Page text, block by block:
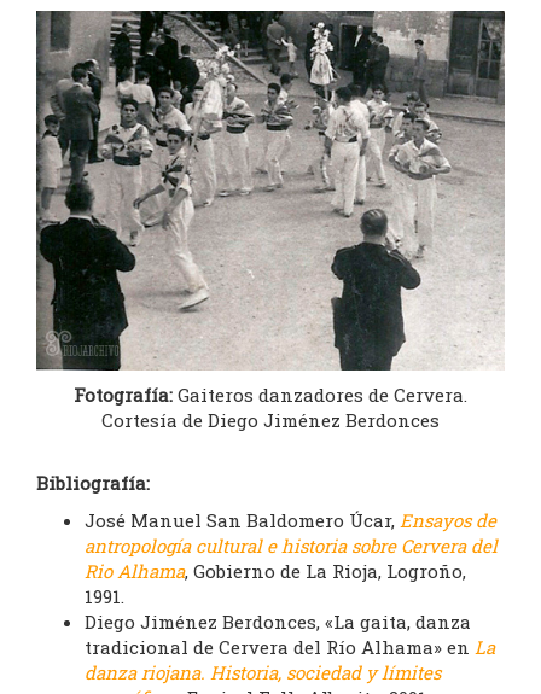
Fotografía: Gaiteros danzadores de Cervera.
Cortesía de Diego Jiménez Berdonces
Bibliografía:
José Manuel San Baldomero Úcar, Ensayos de
antropología cultural e historia sobre Cervera del
Rio Alhama, Gobierno de La Rioja, Logroño,
1991.
Diego Jiménez Berdonces, «La gaita, danza
tradicional de Cervera del Río Alhama» en La
danza riojana. Historia, sociedad y límites